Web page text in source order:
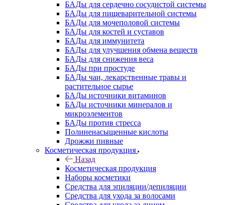
БАДы для сердечно сосудистой системы
БАДы для пищеварительной системы
БАДы для мочеполовой системы
БАДы для костей и суставов
БАДы для иммунитета
БАДы для улучшения обмена веществ
БАДы для снижения веса
БАДы при простуде
БАДы чаи, лекарственные травы и
растительное сырье
БАДы источники витаминов
БАДы источники минералов и
микроэлементов
БАДы против стресса
Полиненасыщенные кислоты
Дрожжи пивные
Косметическая продукция
Назад
Косметическая продукция
Наборы косметики
Средства для эпиляции/депиляции
Средства для ухода за волосами